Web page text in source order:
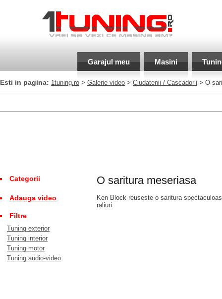
Garajul meu Masini
Esti in pagina: 1tuning.ro > Galerie video > Ciudatenii / Cascadorii > O
Categorii
Adauga video
Filtre
Tuning exterior
Tuning interior
Tuning motor
Tuning audio-video
O saritura meseriasa
Ken Block reuseste o saritura
raliuri.